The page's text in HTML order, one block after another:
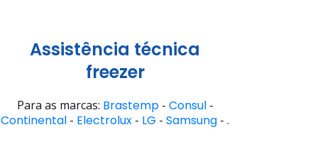
Assistência técnica
freezer
Para as marcas: Brastemp- Consul-
Continental - Electrolux - LG - Samsung - .